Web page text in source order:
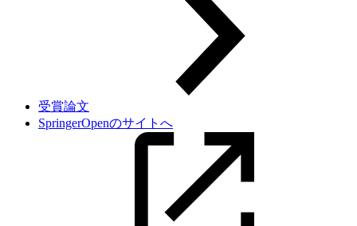
受賞論文
SpringerOpenのサイトへ